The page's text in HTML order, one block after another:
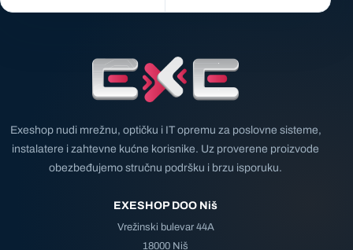
Exeshop nudi mrežnu, optičku i IT opremu za poslovne sisteme,
instalatere i zahtevne kućne korisnike. Uz proverene proizvode
obezbeđujemo stručnu podršku i brzu isporuku.
EXESHOP DOO Niš
Vrežinski bulevar 44A
18000 Niš